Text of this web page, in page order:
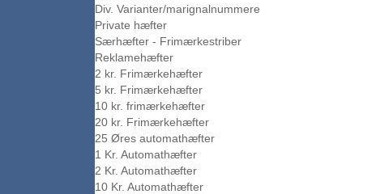
Div. Varianter/marignalnummere
Private hæfter
Særhæfter - Frimærkestriber
Reklamehæfter
2 kr. Frimærkehæfter
5 kr. Frimærkehæfter
10 kr. frimærkehæfter
20 kr. Frimærkehæfter
25 Øres automathæfter
1 Kr. Automathæfter
2 Kr. Automathæfter
10 Kr. Automathæfter